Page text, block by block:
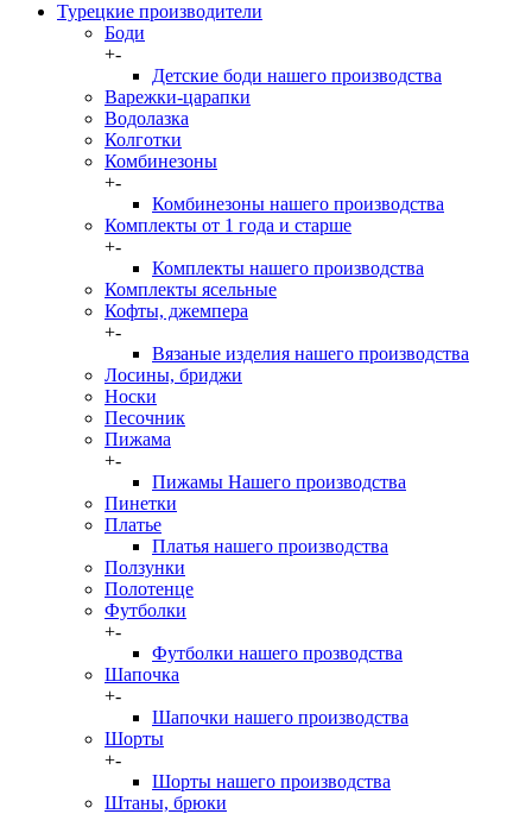
Турецкие производители
Боди
+-
Детские боди нашего производства
Варежки-царапки
Водолазка
Колготки
Комбинезоны
+-
Комбинезоны нашего производства
Комплекты от 1 года и старше
+-
Комплекты нашего производства
Комплекты ясельные
Кофты, джемпера
+-
Вязаные изделия нашего производства
Лосины, бриджи
Носки
Песочник
Пижама
+-
Пижамы Нашего производства
Пинетки
Платье
Платья нашего производства
Ползунки
Полотенце
Футболки
+-
Футболки нашего прозводства
Шапочка
+-
Шапочки нашего производства
Шорты
+-
Шорты нашего производства
Штаны, брюки